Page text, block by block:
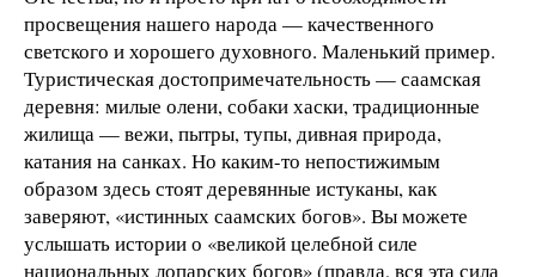
просвещения нашего народа — качественного
светского и хорошего духовного. Маленький пример.
Туристическая достопримечательность — саамская
деревня: милые олени, собаки хаски, традиционные
жилища — вежи, пытры, тупы, дивная природа,
катания на санках. Но каким-то непостижимым
образом здесь стоят деревянные истуканы, как
заверяют, «истинных саамских богов». Вы можете
услышать истории о «великой целебной силе
национальных лопарских богов» (правда, вся эта сила